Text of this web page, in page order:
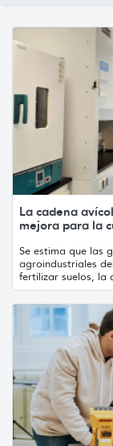
La cadena
mejora para la
Se estima que las
agroindustriales
fertilizar suelos, la